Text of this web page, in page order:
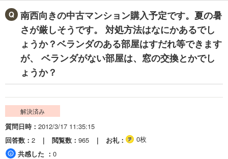
南西向きの中古マンション購入予定です。夏の暑
さが厳しそうです。 対処方法はなにかあるでし
ょうか？ベランダのある部屋はすだれ等できます
が、 ベランダがない部屋は、窓の交換とかでし
ょうか？
解決済み
質問日時
2012/3/17 11:35:15
回答数
2 閲覧数 965 お礼
0枚
共感した
0